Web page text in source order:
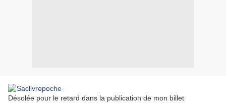
Désolée pour le retard dans la publication de mon billet